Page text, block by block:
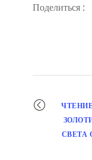
Поделиться :
СВЕТА